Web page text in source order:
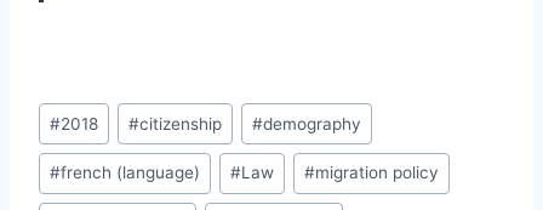
Post
Tags:
#2018 #citizenship #demography
#french (language) #Law #migration policy